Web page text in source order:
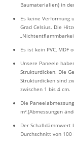
Baumaterialien) in
Es keine Verformung
Grad Celsius. Die
Es ist kein PVC, MDF
Unsere Paneele
Strukturdicken. Die
Strukturdicken sind
zwischen 1 bis 4 cm.
Die
m².(Abmessungen
Der Schalldämmwert
Durchschnitt von 100